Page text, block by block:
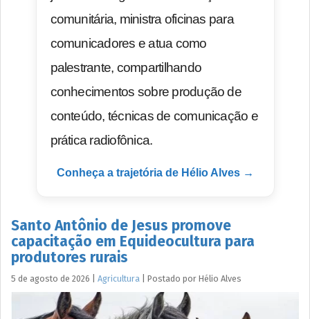
comunitária, ministra oficinas para
comunicadores e atua como
palestrante, compartilhando
conhecimentos sobre produção de
conteúdo, técnicas de comunicação e
prática radiofônica.
Conheça a trajetória de Hélio Alves →
Santo Antônio de Jesus promove
capacitação em Equideocultura para
produtores rurais
5 de agosto de 2026 Agricultura Postado por Hélio Alves